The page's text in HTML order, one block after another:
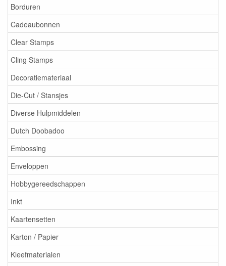
Borduren
Cadeaubonnen
Clear Stamps
Cling Stamps
Decoratiemateriaal
Die-Cut / Stansjes
Diverse Hulpmiddelen
Dutch Doobadoo
Embossing
Enveloppen
Hobbygereedschappen
Inkt
Kaartensetten
Karton / Papier
Kleefmaterialen